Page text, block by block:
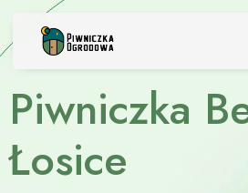
content
Piwniczka
Łosice